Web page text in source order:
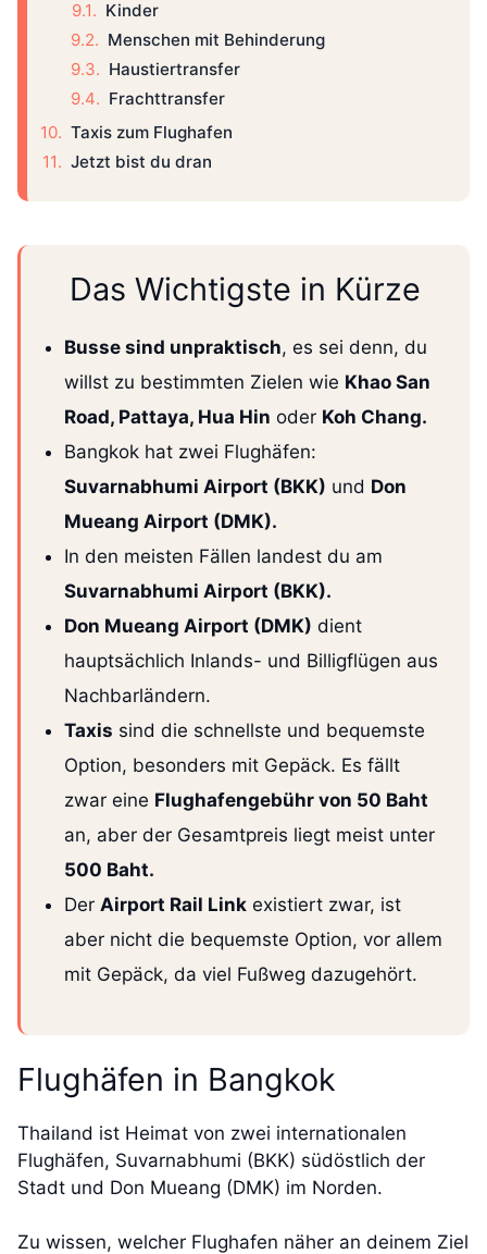
Kinder
Menschen mit Behinderung
Haustiertransfer
Frachttransfer
Taxis zum Flughafen
Jetzt bist du dran
Das Wichtigste in Kürze
Busse sind unpraktisch, es sei denn, du
willst zu bestimmten Zielen wie Khao San
Road, Pattaya, Hua Hin oder Koh Chang.
Bangkok hat zwei Flughäfen:
Suvarnabhumi Airport (BKK) und Don
Mueang Airport (DMK).
In den meisten Fällen landest du am
Suvarnabhumi Airport (BKK).
Don Mueang Airport (DMK) dient
hauptsächlich Inlands- und Billigflügen aus
Nachbarländern.
Taxis sind die schnellste und bequemste
Option, besonders mit Gepäck. Es fällt
zwar eine Flughafengebühr von 50 Baht
an, aber der Gesamtpreis liegt meist unter
500 Baht.
Der Airport Rail Link existiert zwar, ist
aber nicht die bequemste Option, vor allem
mit Gepäck, da viel Fußweg dazugehört.
Flughäfen in Bangkok
Thailand ist Heimat von zwei internationalen
Flughäfen, Suvarnabhumi (BKK) südöstlich der
Stadt und Don Mueang (DMK) im Norden.
Zu wissen, welcher Flughafen näher an deinem Ziel